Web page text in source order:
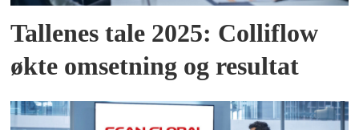
Tallenes tale 2025: Colliflow
økte omsetning og resultat